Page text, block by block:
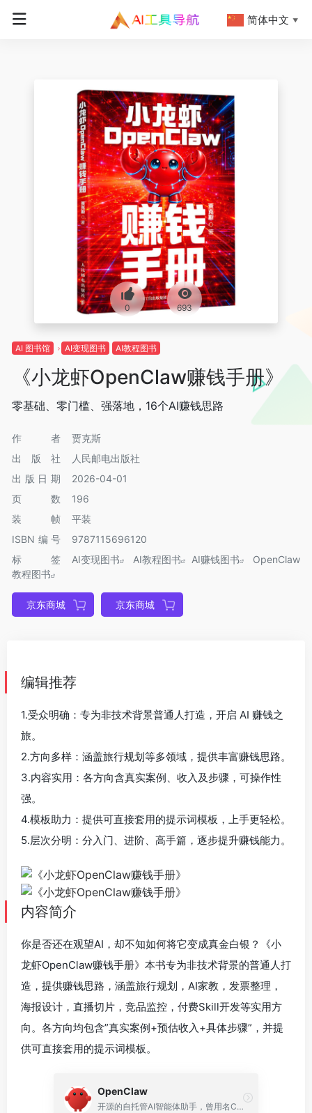
0 693
AI 图书馆 AI变现图书 AI教程图书
《小龙虾OpenClaw赚钱手册》
零基础、零门槛、强落地，16个AI赚钱思路
作者
贾克斯
出版社
人民邮电出版社
出版日期
2026-04-01
页数
196
装帧
平装
ISBN编号
9787115696120
标签
AI变现图书 AI教程图书 AI赚钱图书
OpenClaw
教程图书
京东商城 京东商城
编辑推荐
1.受众明确：专为非技术背景普通人打造，开启 AI 赚钱之
旅。
2.方向多样：涵盖旅行规划等多领域，提供丰富赚钱思路。
3.内容实用：各方向含真实案例、收入及步骤，可操作性
强。
4.模板助力：提供可直接套用的提示词模板，上手更轻松。
5.层次分明：分入门、进阶、高手篇，逐步提升赚钱能力。
内容简介
你是否还在观望AI，却不知如何将它变成真金白银？《小
龙虾OpenClaw赚钱手册》本书专为非技术背景的普通人打
造，提供赚钱思路，涵盖旅行规划，AI家教，发票整理，
海报设计，直播切片，竞品监控，付费Skill开发等实用方
向。各方向均包含”真实案例+预估收入+具体步骤”，并提
供可直接套用的提示词模板。
OpenClaw
开源的自托管AI智能体助手，曾用名Clawdbot、Moltbot
简体中文 ▼